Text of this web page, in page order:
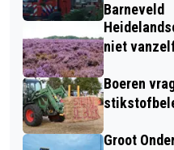
Barneveld
niet
Boeren
Groot